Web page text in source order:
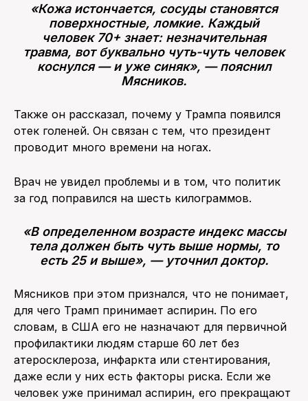
«Кожа истончается, сосуды становятся
поверхностные, ломкие. Каждый
человек 70+ знает: незначительная
травма, вот буквально чуть-чуть человек
коснулся — и уже синяк», — пояснил
Мясников.
Также он рассказал, почему у Трампа появился
отек голеней. Он связан с тем, что президент
проводит много времени на ногах.
Врач не увидел проблемы и в том, что политик
за год поправился на шесть килограммов.
«В определенном возрасте индекс массы
тела должен быть чуть выше нормы, то
есть 25 и выше», — уточнил доктор.
Мясников при этом признался, что не понимает,
для чего Трамп принимает аспирин. По его
словам, в США его не назначают для первичной
профилактики людям старше 60 лет без
атеросклероза, инфаркта или стентирования,
даже если у них есть факторы риска. Если же
человек уже принимал аспирин, его прекращают